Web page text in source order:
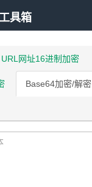
具箱
URL网址16进制加密
Base64加密/解密